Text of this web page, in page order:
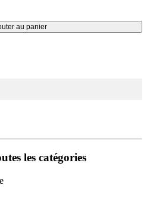
au panier
les catégories